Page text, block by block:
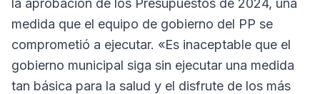
la aprobación de los Presupuestos de 2024, una
medida que el equipo de gobierno del PP se
comprometió a ejecutar. «Es inaceptable que el
gobierno municipal siga sin ejecutar una medida
tan básica para la salud y el disfrute de los más